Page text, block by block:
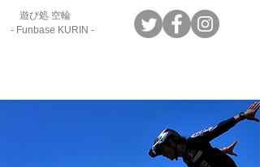
遊び処 空輪
​- Funbase KURIN -